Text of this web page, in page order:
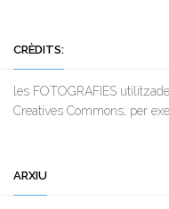
CRÈDITS:
les FOTOGRAFIES
Creatives Commons, per
ARXIU